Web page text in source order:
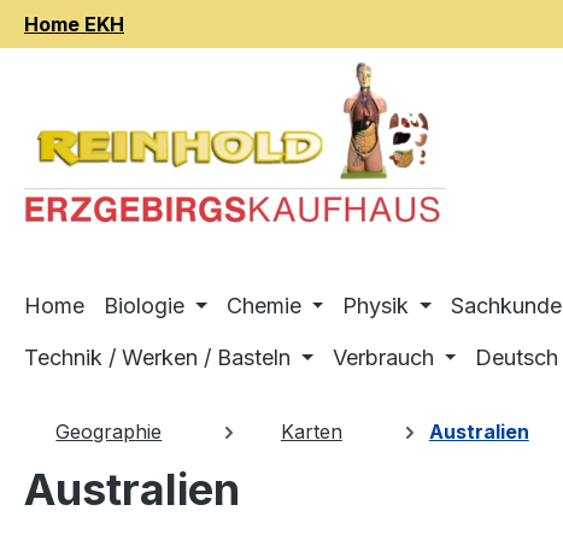
Hauptinhalt springen
Zur Suche springen
Zur Hauptnavigation springen
Home EKH
Home Biologie Chemie Physik Sachkunde
Technik / Werken / Basteln Verbrauch Deutsch
Geographie Karten Australien
Australien